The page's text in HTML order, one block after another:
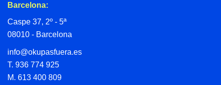
Barcelona:
Caspe 37, 2º - 5ª
08010 - Barcelona
info@okupasfuera.es
T. 936 774 925
M. 613 400 809